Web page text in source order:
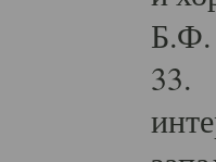
Б.Ф.
33.